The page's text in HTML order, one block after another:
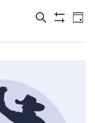
navigation
deRecherche
Filtres
de
Évènement
Day